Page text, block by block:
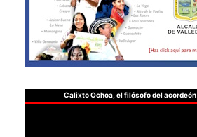
Calixto Ochoa, el filósofo del acordeón